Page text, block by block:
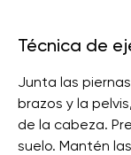
Técnica de
Junta las
brazos y la
de la cabeza.
suelo. Mantén